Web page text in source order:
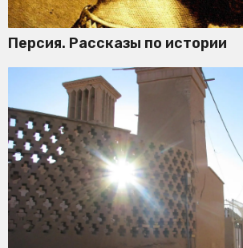
Персия. Рассказы по истории